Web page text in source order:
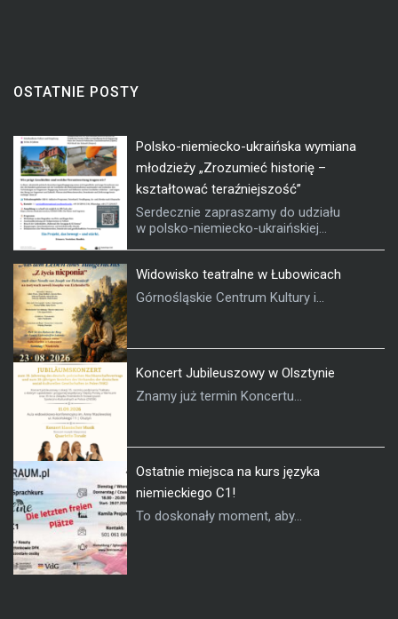
OSTATNIE POSTY
Polsko-niemiecko-ukraińska wymiana
młodzieży „Zrozumieć historię –
kształtować teraźniejszość”
Serdecznie zapraszamy do udziału
w polsko-niemiecko-ukraińskiej...
Widowisko teatralne w Łubowicach
Górnośląskie Centrum Kultury i...
Koncert Jubileuszowy w Olsztynie
Znamy już termin Koncertu...
Ostatnie miejsca na kurs języka
niemieckiego C1!
To doskonały moment, aby...